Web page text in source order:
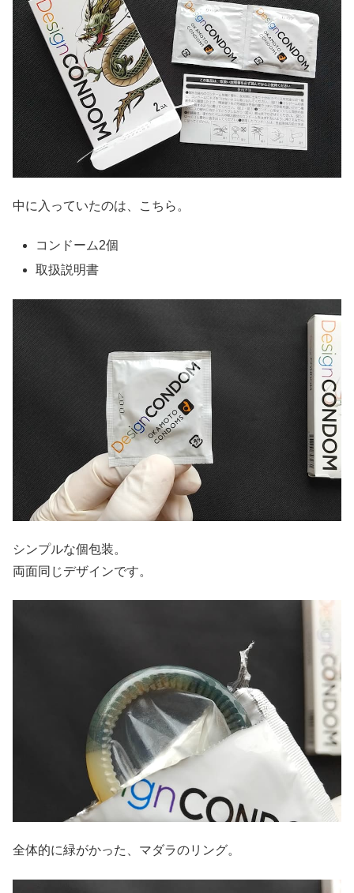
中に入っていたのは、こちら。
コンドーム2個
取扱説明書
シンプルな個包装。
両面同じデザインです。
全体的に緑がかった、マダラのリング。